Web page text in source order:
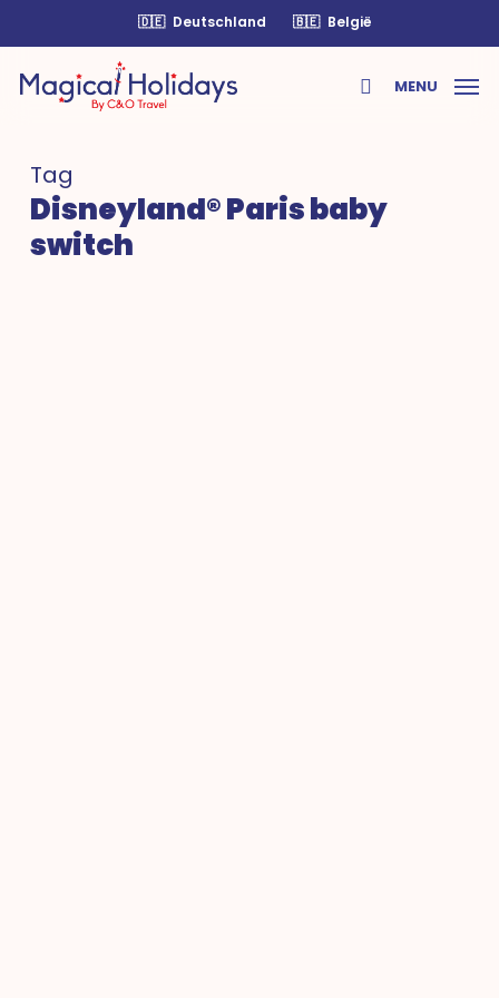
main
content
🇩🇪 Deutschland 🇧🇪 België
search
MENU
Tag
Disneyland® Paris baby
switch